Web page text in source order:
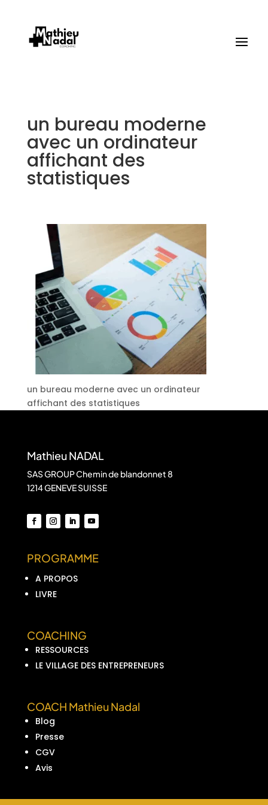
un bureau moderne
avec un ordinateur
affichant des
statistiques
un bureau moderne avec un ordinateur
affichant des statistiques
Mathieu NADAL
SAS GROUP Chemin de blandonnet 8
1214 GENEVE SUISSE
PROGRAMME
A PROPOS
LIVRE
COACHING
RESSOURCES
LE VILLAGE DES ENTREPRENEURS
COACH Mathieu Nadal
Blog
Presse
CGV
Avis